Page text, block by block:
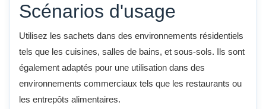
Scénarios d'usage
Utilisez les sachets dans des environnements résidentiels
tels que les cuisines, salles de bains, et sous-sols. Ils sont
également adaptés pour une utilisation dans des
environnements commerciaux tels que les restaurants ou
les entrepôts alimentaires.